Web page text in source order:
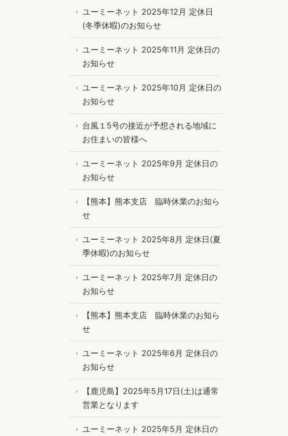
ユーミーネット 2025年12月 定休日
(冬季休暇)のお知らせ
ユーミーネット 2025年11月 定休日の
お知らせ
ユーミーネット 2025年10月 定休日の
お知らせ
台風１5号の接近が予想される地域に
お住まいの皆様へ
ユーミーネット 2025年9月 定休日の
お知らせ
【熊本】熊本支店 臨時休業のお知ら
せ
ユーミーネット 2025年8月 定休日(夏
季休暇)のお知らせ
ユーミーネット 2025年7月 定休日の
お知らせ
【熊本】熊本支店 臨時休業のお知ら
せ
ユーミーネット 2025年6月 定休日の
お知らせ
【鹿児島】2025年5月17日(土)は通常
営業となります
ユーミーネット 2025年5月 定休日の